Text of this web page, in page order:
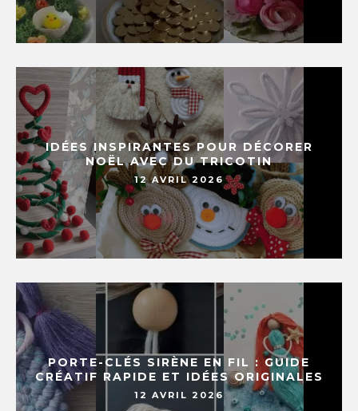
IDÉES INSPIRANTES POUR DÉCORER
NOËL AVEC DU TRICOTIN
12 AVRIL 2026
PORTE-CLÉS SIRÈNE EN FIL : GUIDE
CRÉATIF RAPIDE ET IDÉES ORIGINALES
12 AVRIL 2026